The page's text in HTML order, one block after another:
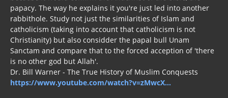
rabbithole. Study not just the similarities of Islam and
catholicism (taking into account that catholicism is not
Christianity) but also considder the papal bull Unam
Sanctam and compare that to the forced acception of 'there
is no other god but Allah'.
Dr. Bill Warner - The True History of Muslim Conquests
https://www.youtube.com/watch?v=zMwcX...